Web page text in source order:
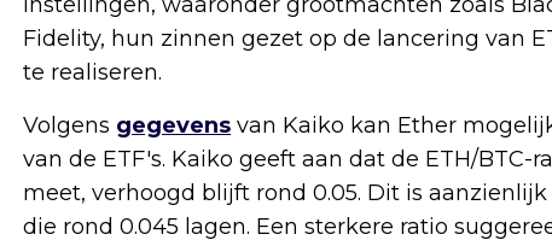
Fidelity, hun zinnen gezet op de lancering van
te realiseren.
Volgens gegevens van Kaiko kan Ether
van de ETF's. Kaiko geeft aan dat de ETH/
meet, verhoogd blijft rond 0.05. Dit is
die rond 0.045 lagen. Een sterkere ratio